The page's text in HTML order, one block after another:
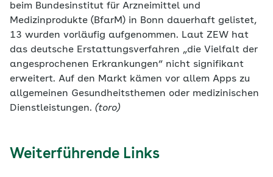
beim Bundesinstitut für Arzneimittel und
Medizinprodukte (BfarM) in Bonn dauerhaft gelistet,
13 wurden vorläufig aufgenommen. Laut ZEW hat
das deutsche Erstattungsverfahren „die Vielfalt der
angesprochenen Erkrankungen“ nicht signifikant
erweitert. Auf den Markt kämen vor allem Apps zu
allgemeinen Gesundheitsthemen oder medizinischen
Dienstleistungen. (toro)
Weiterführende Links